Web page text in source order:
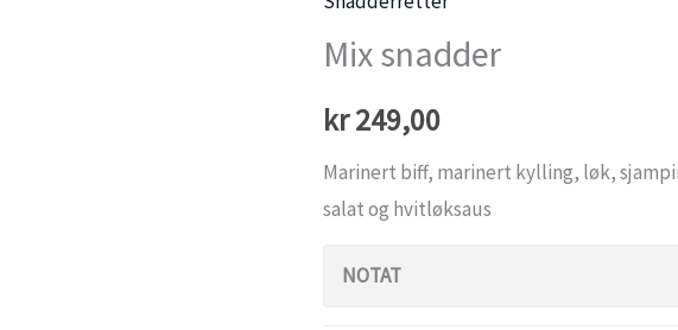
Mix snadder
kr249,00
Marinert biff, marinert kylling, løk,
salat og hvitløksaus
NOTAT